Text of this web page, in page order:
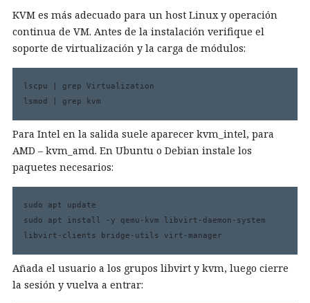
KVM es más adecuado para un host Linux y operación
continua de VM. Antes de la instalación verifique el
soporte de virtualización y la carga de módulos:
lscpu | grep Virtualization
lsmod | grep kvm
Para Intel en la salida suele aparecer kvm_intel, para
AMD – kvm_amd. En Ubuntu o Debian instale los
paquetes necesarios:
sudo apt update
sudo apt install -y qemu-kvm libvirt-daemon-system
libvirt-clients bridge-utils virt-manager
Añada el usuario a los grupos libvirt y kvm, luego cierre
la sesión y vuelva a entrar: